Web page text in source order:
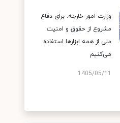
وزارت امور خارجه: برای دفاع
مشروع از حقوق و امنیت
ملی از همه ابزارها استفاده
می‌کنیم
1405/05/11